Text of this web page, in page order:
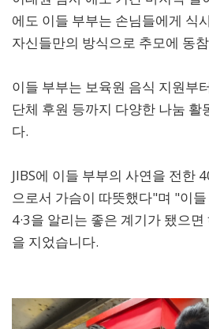
에도 이들 부부는 손님들에게 식
자신들만의 방식으로 추모에 동
이들 부부는 보육원 음식 지원부
단체 후원 등까지 다양한 나눔 활
다.
JIBS에 이들 부부의 사연을 전한
으로서 가슴이 따뜻했다"며 "이
4·3을 알리는 좋은 계기가 됐으
을 지었습니다.